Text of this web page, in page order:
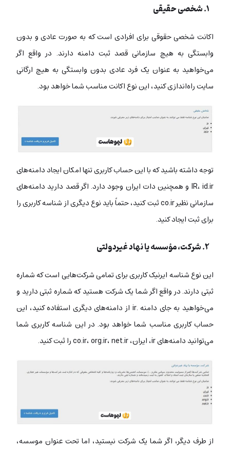
۱. شخصی حقیقی
اکانت شخصی حقوقی برای افرادی است که به صورت عادی و بدون
وابستگی به هیچ سازمانی قصد ثبت دامنه دارند. در واقع اگر
می‌خواهید به عنوان یک فرد عادی بدون وابستگی به هیچ ارگانی
سایت راه‌اندازی کنید، این نوع اکانت مناسب شما خواهد بود.
توجه داشته باشید که با این حساب کاربری تنها امکان ایجاد دامنه‌های
IR، id.ir و همچنین دات ایران وجود دارد. اگر قصد دارید دامنه‌های
سازمانی نظیر co.ir ثبت کنید، حتماً باید نوع دیگری از شناسه کاربری را
برای ثبت ایجاد کنید.
۲. شرکت، مؤسسه یا نهاد غیردولتی
این نوع شناسه ایرنیک کاربری برای تمامی شرکت‌هایی است که شماره
ثبتی دارند. در واقع اگر شما یک شرکت هستید که شماره ثبتی دارید و
می‌خواهید به جای دامنه .ir از دامنه‌های دیگری استفاده کنید، این
حساب کاربری مناسب شما خواهد بود. در این شناسه کاربری شما
می‌توانید دامنه‌های ir، ایران، co.ir، org.ir، net.ir را ثبت کنید.
از طرف دیگر، اگر شما یک شرکت نیستید، اما تحت عنوان موسسه،